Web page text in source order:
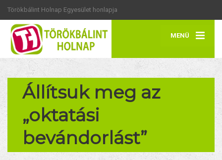
Törökbálint Holnap Egyesület honlapja
MENÜ
Állítsuk meg az
„oktatási
bevándorlást”